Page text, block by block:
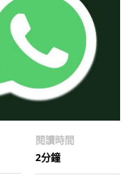
閱讀時間
2分鐘